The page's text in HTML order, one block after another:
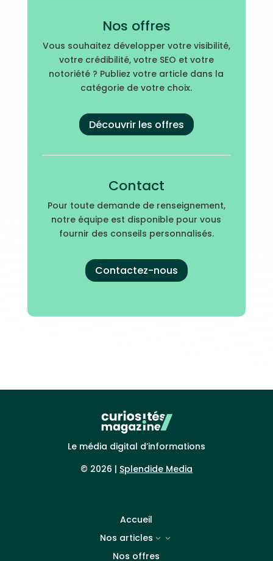
Nos offres
Vous souhaitez développer votre visibilité,
votre crédibilité, votre SEO et votre
notoriété ? Publiez votre article dans la
catégorie de votre choix.
Découvrir les offres
Contact
Pour toute demande de renseignement,
notre équipe est disponible pour vous
fournir des conseils personnalisés.
Contactez-nous
Le média digital d’informations
© 2026 | Splendide Media
Accueil
Nos articles
3
Nos offres